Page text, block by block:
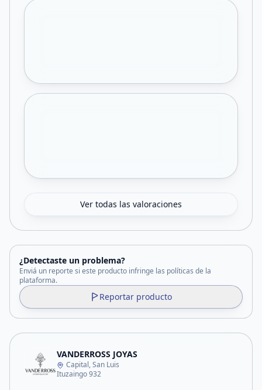
Ver todas las valoraciones
¿Detectaste un problema?
Enviá un reporte si este producto infringe las políticas de la
plataforma.
Reportar producto
VANDERROSS JOYAS
Capital, San Luis
Ituzaingo 932